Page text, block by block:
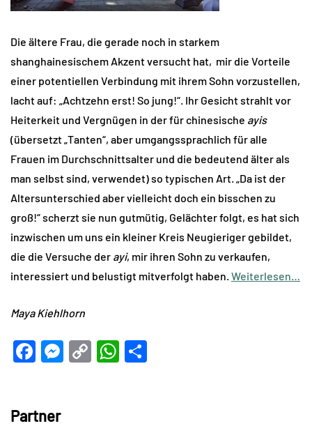
Die ältere Frau, die gerade noch in starkem
shanghainesischem Akzent versucht hat, mir die Vorteile
einer potentiellen Verbindung mit ihrem Sohn vorzustellen,
lacht auf: „Achtzehn erst! So jung!“. Ihr Gesicht strahlt vor
Heiterkeit und Vergnügen in der für chinesische ayis
(übersetzt „Tanten“, aber umgangssprachlich für alle
Frauen im Durchschnittsalter und die bedeutend älter als
man selbst sind, verwendet) so typischen Art. „Da ist der
Altersunterschied aber vielleicht doch ein bisschen zu
groß!“ scherzt sie nun gutmütig, Gelächter folgt, es hat sich
inzwischen um uns ein kleiner Kreis Neugieriger gebildet,
die die Versuche der ayi, mir ihren Sohn zu verkaufen,
interessiert und belustigt mitverfolgt haben. Weiterlesen…
Maya Kiehlhorn
Facebook
Messenger
CopyWhatsApp
Partner